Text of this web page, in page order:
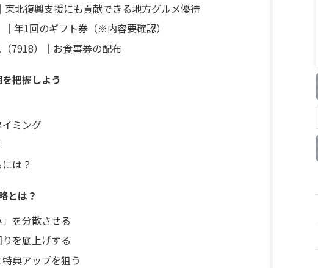
東北復興支援にも貢献できる地方グルメ優待
年1回のギフト券（※内容要確認）
7918）｜お食事券の配布
把握しよう
ミング
は？
とは？
を分散させる
を底上げする
典アップを狙う